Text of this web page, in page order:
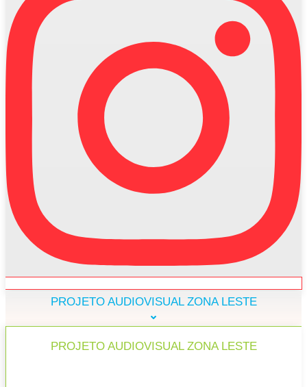
PROJETO AUDIOVISUAL ZONA LESTE
PROJETO AUDIOVISUAL ZONA LESTE